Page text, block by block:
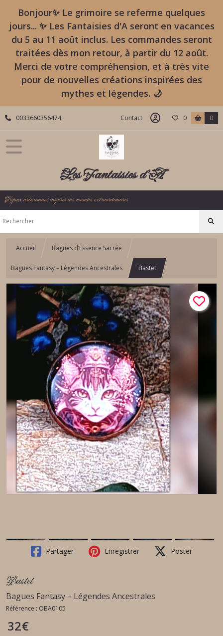
Bonjour✨ Le grimoire se referme quelques
jours... ✨ Les Fantaisies d'A seront en vacances
du 5 au 11 août inclus. Les commandes seront
traitées dès mon retour, à partir du 12 août.
Merci de votre compréhension, et à très vite
pour de nouvelles créations inspirées des
mythes et légendes. 🌙
0033660356474 Contact 0 0
Les Fantaisies d'A
Bijoux artisanaux inspirés des mondes extraordinaires
Accueil Bagues d’Essence Sacrée
Bagues Fantasy – Légendes Ancestrales Bastet
Partager Enregistrer Poster
Bastet
Bagues Fantasy – Légendes Ancestrales
Référence : OBA0105
32€